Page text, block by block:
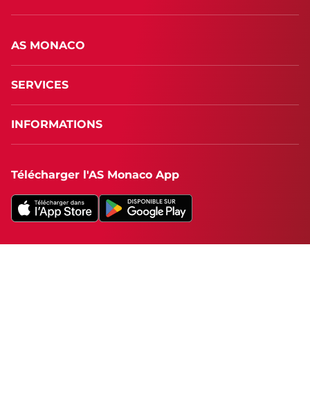
AS MONACO
SERVICES
INFORMATIONS
Télécharger l'AS Monaco App